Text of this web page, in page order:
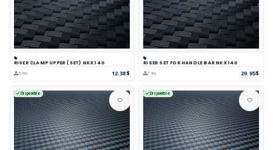
RISER CLAMP UPPER (SET) NKX 140
5 inv. 12.38$
RISER SET FOR HANDLE BAR NKX 140
7 inv. 29.95$
Disponible Disponible